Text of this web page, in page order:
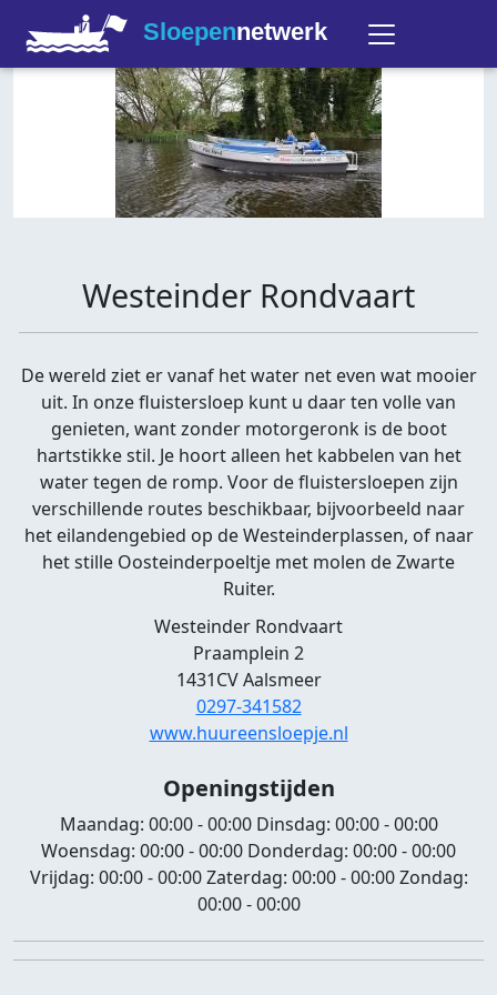
Sloepennetwerk
Westeinder Rondvaart
De wereld ziet er vanaf het water net even wat mooier
uit. In onze fluistersloep kunt u daar ten volle van
genieten, want zonder motorgeronk is de boot
hartstikke stil. Je hoort alleen het kabbelen van het
water tegen de romp. Voor de fluistersloepen zijn
verschillende routes beschikbaar, bijvoorbeeld naar
het eilandengebied op de Westeinderplassen, of naar
het stille Oosteinderpoeltje met molen de Zwarte
Ruiter.
Westeinder Rondvaart
Praamplein 2
1431CV Aalsmeer
0297-341582
www.huureensloepje.nl
Openingstijden
Maandag: 00:00 - 00:00Dinsdag: 00:00 - 00:00
Woensdag: 00:00 - 00:00 Donderdag: 00:00 - 00:00
Vrijdag: 00:00 - 00:00Zaterdag: 00:00 - 00:00Zondag:
00:00 - 00:00